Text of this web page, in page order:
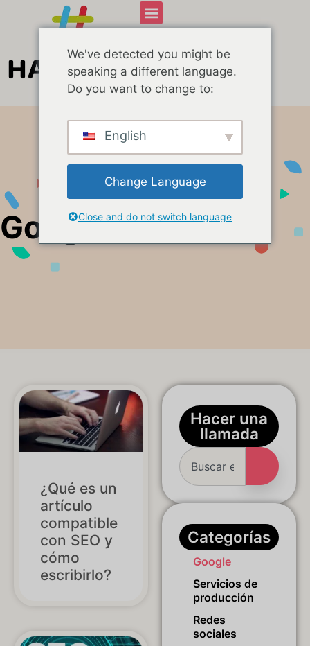
Google
¿Qué es un
artículo
compatible
con SEO y
cómo
escribirlo?
Hacer una
llamada
Categorías
Google
Servicios de
producción
Redes
sociales
We've detected you might be
speaking a different language.
Do you want to change to:
English
Change Language
Close and do not switch language